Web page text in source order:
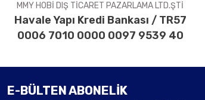
MMY HOBİ DIŞ TİCARET PAZARLAMA LTD.ŞTİ
Havale Yapı Kredi Bankası / TR57
0006 7010 0000 0097 9539 40
E-BÜLTEN ABONELİK